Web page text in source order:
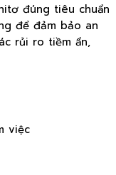
đúng tiêu chuẩn
để đảm bảo an
rủi ro tiềm ẩn,
việc